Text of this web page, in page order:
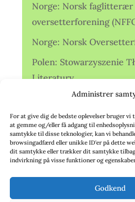
Administrer
For at give dig de bedste oplevelser bruger
at gemme og/eller få adgang til
samtykke til disse teknologier, kan vi
browsingadfærd eller unikke ID'er på dette
dit samtykke eller trækker dit samtykke
indvirkning på visse funktioner og
Godkend
Norge: Norsk
oversetterforening
Norge: Norsk
Polen: Stowarzyszenie
Literatury
Storbritannien:
Association (TA)
Sverige:
Sverige:
deutschsprachiger